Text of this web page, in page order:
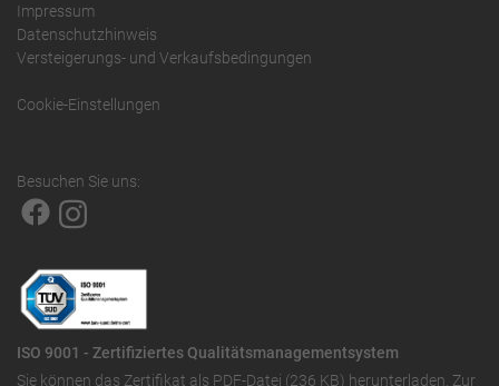
Impressum
Datenschutzhinweis
Versteigerungs- und Verkaufsbedingungen
Cookie-Einstellungen
Besuchen Sie uns:
ISO 9001 - Zertifiziertes Qualitätsmanagementsystem
Sie können das Zertifikat als PDF-Datei (236 KB) herunterladen. Zur